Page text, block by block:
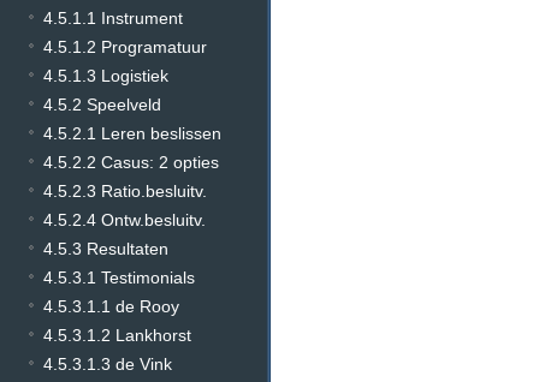
4.5.1.1 Instrument
4.5.1.2 Programatuur
4.5.1.3 Logistiek
4.5.2 Speelveld
4.5.2.1 Leren beslissen
4.5.2.2 Casus: 2 opties
4.5.2.3 Ratio.besluitv.
4.5.2.4 Ontw.besluitv.
4.5.3 Resultaten
4.5.3.1 Testimonials
4.5.3.1.1 de Rooy
4.5.3.1.2 Lankhorst
4.5.3.1.3 de Vink